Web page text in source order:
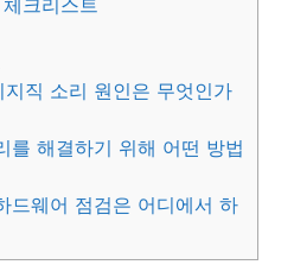
지직 소리 원인은 무엇인가
를 해결하기 위해 어떤 방법
드웨어 점검은 어디에서 하